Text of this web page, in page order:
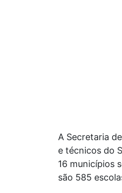
A Secretaria
e técnicos do
16 municípios
são 585